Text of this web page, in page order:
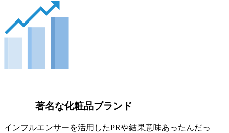
著名な化粧品ブランド
インフルエンサーを活用したPRや結果意味あったんだっ